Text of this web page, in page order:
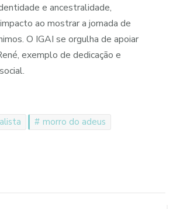
e ancestralidade,
ao mostrar a jornada de
O IGAI se orgulha de apoiar
exemplo de dedicação e
morro do adeus